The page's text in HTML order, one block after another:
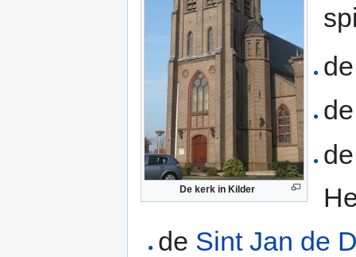
De kerk in Kilder
de Sint Jan de